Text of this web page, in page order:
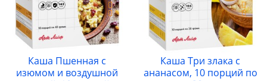
Каша Пшенная с
изюмом и воздушной
Каша Три злака с
ананасом, 10 порций по